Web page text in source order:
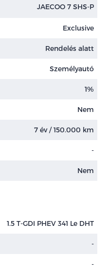
JAECOO 7 SHS-P
Exclusive
Rendelés alatt
Személyautó
1%
Nem
7 év / 150.000 km
-
Nem
1.5 T-GDI PHEV 341 Le DHT
-
-